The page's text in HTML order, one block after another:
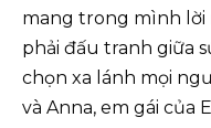
mang trong mình lời
phải đấu tranh giữa
chọn xa lánh mọi
và Anna, em gái của